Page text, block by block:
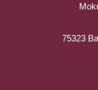
75323